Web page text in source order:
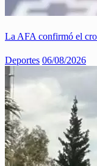
La AFA confirmó el
Deportes 06/08/2026